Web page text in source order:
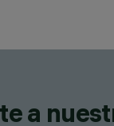
a